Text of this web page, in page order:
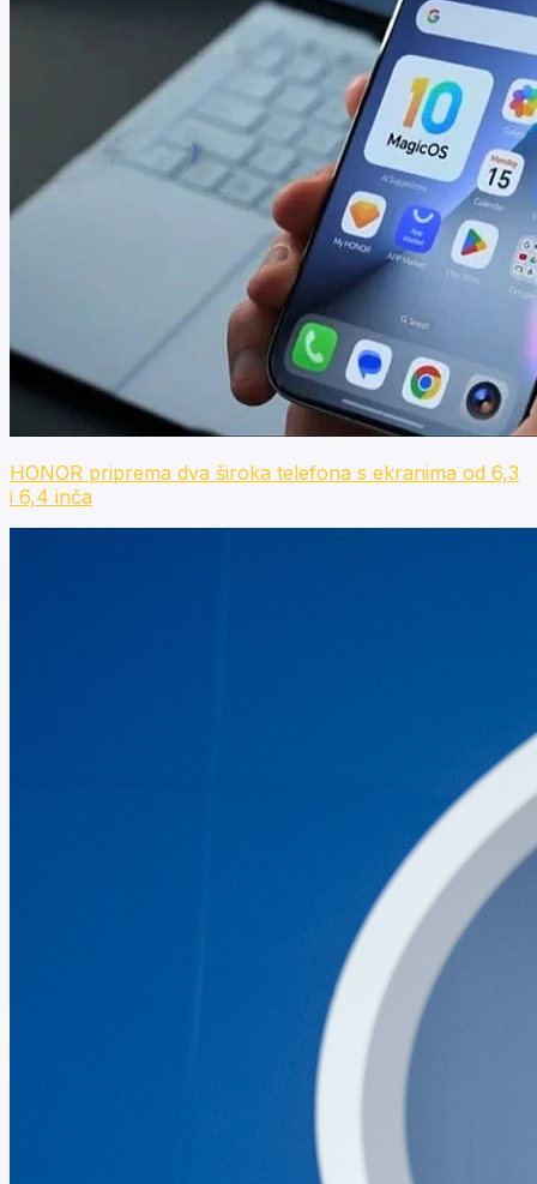
HONOR priprema dva široka telefona s ekranima od 6,3
i 6,4 inča